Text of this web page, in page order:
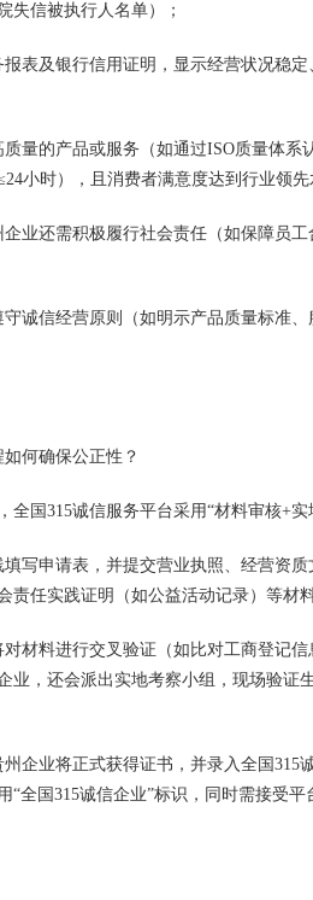
失信被执行人名单）；
表及银行信用证明，显示经营状况稳
量的产品或服务（如通过ISO质量体系
小时），且消费者满意度达到行业领
业还需积极履行社会责任（如保障员
诚信经营原则（如明示产品质量标准
何确保公正性？
全国315诚信服务平台采用“材料审核+
写申请表，并提交营业执照、经营资
责任实践证明（如公益活动记录）等材
材料进行交叉验证（如比对工商登记
业，还会派出实地考察小组，现场验
企业将正式获得证书，并录入全国315
“全国315诚信企业”标识，同时需接